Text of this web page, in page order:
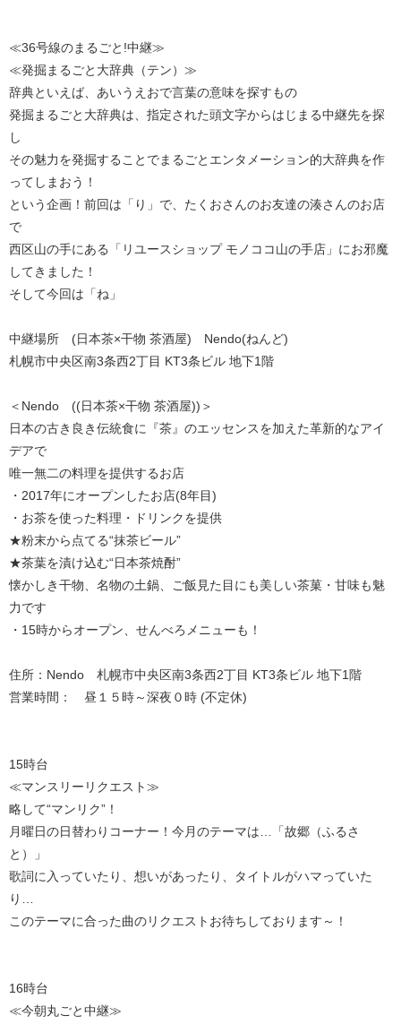
≪36号線のまるごと!中継≫
≪発掘まるごと大辞典（テン）≫
辞典といえば、あいうえおで言葉の意味を探すもの
発掘まるごと大辞典は、指定された頭文字からはじまる中継先を探
し
その魅力を発掘することでまるごとエンタメーション的大辞典を作
ってしまおう！
という企画！前回は「り」で、たくおさんのお友達の湊さんのお店
で
西区山の手にある「リユースショップ モノココ山の手店」にお邪魔
してきました！
そして今回は「ね」
中継場所 (日本茶×干物 茶酒屋) Nendo(ねんど)
札幌市中央区南3条西2丁目 KT3条ビル 地下1階
＜Nendo ((日本茶×干物 茶酒屋))＞
日本の古き良き伝統食に『茶』のエッセンスを加えた革新的なアイ
デアで
唯一無二の料理を提供するお店
・2017年にオープンしたお店(8年目)
・お茶を使った料理・ドリンクを提供
★粉末から点てる“抹茶ビール”
★茶葉を漬け込む“日本茶焼酎”
懐かしき干物、名物の土鍋、ご飯見た目にも美しい茶菓・甘味も魅
力です
・15時からオープン、せんべろメニューも！
住所：Nendo 札幌市中央区南3条西2丁目 KT3条ビル 地下1階
営業時間： 昼１５時～深夜０時 (不定休)
15時台
≪マンスリーリクエスト≫
略して“マンリク”！
月曜日の日替わりコーナー！今月のテーマは…「故郷（ふるさ
と）」
歌詞に入っていたり、想いがあったり、タイトルがハマっていた
り…
このテーマに合った曲のリクエストお待ちしております～！
16時台
≪今朝丸ごと中継≫